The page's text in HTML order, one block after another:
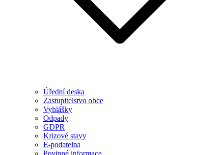
Úřední deska
Zastupitelstvo obce
Vyhlášky
Odpady
GDPR
Krizové stavy
E-podatelna